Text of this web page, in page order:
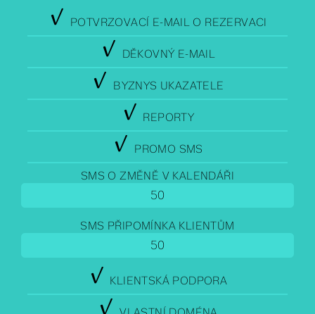
y POTVRZOVACÍ E-MAIL O REZERVACI
y DĚKOVNÝ E-MAIL
y BYZNYS UKAZATELE
y REPORTY
y PROMO SMS
SMS O ZMĚNĚ V KALENDÁŘI
SMS PŘIPOMÍNKA KLIENTŮM
y KLIENTSKÁ PODPORA
y